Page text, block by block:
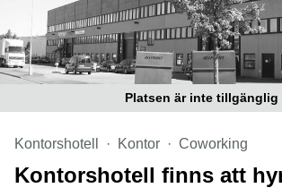
Platsen är inte tillgänglig
Kontorshotell Kontor Coworking
Kontorshotell finns att